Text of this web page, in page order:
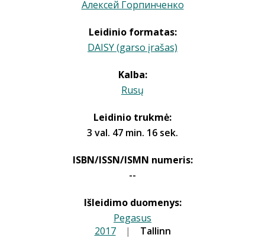
Алексей Горпинченко
Leidinio formatas:
DAISY (garso įrašas)
Kalba:
Rusų
Leidinio trukmė:
3 val. 47 min. 16 sek.
ISBN/ISSN/ISMN numeris:
--
Išleidimo duomenys:
Pegasus
2017 | Tallinn